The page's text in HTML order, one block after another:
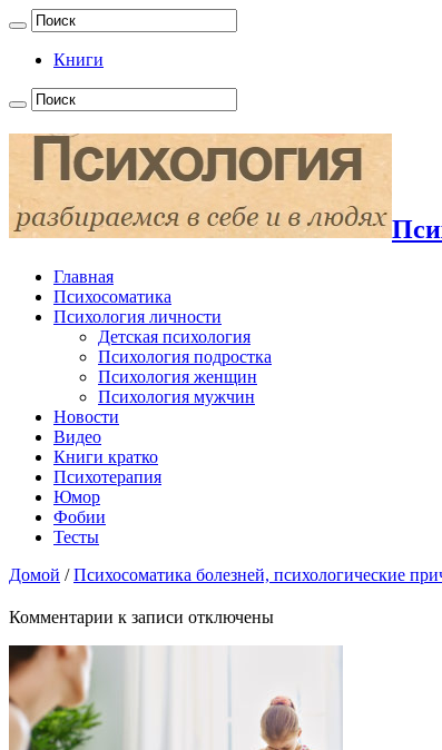
Книги
Главная
Психосоматика
Психология личности
Детская психология
Психология подростка
Психология женщин
Психология мужчин
Новости
Видео
Книги кратко
Психотерапия
Юмор
Фобии
Тесты
Домой / Психосоматика болезней, психологические
Комментарии к записи отключены